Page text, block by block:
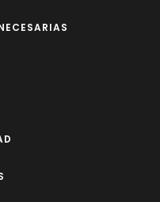
reservados | Hecho por